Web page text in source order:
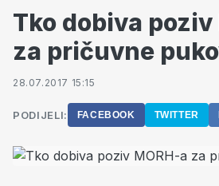
Tko dobiva poziv
za pričuvne
28.07.2017 15:15
PODIJELI: FACEBOOK TWITTER